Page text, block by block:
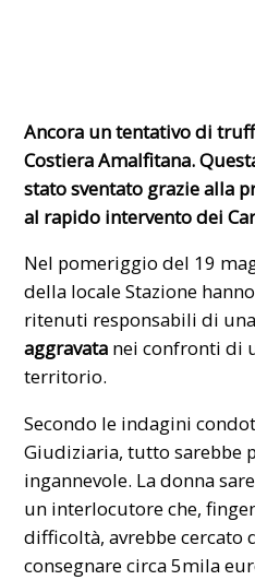
Ancora un tentativo di
Costiera Amalfitana.
stato sventato grazie alla
al rapido intervento dei
Nel pomeriggio del 19
della locale Stazione
ritenuti responsabili di
aggravata nei confronti di
territorio.
Secondo le indagini
Giudiziaria, tutto sarebbe
ingannevole. La donna
un interlocutore che,
difficoltà, avrebbe cercato
consegnare circa 5mila